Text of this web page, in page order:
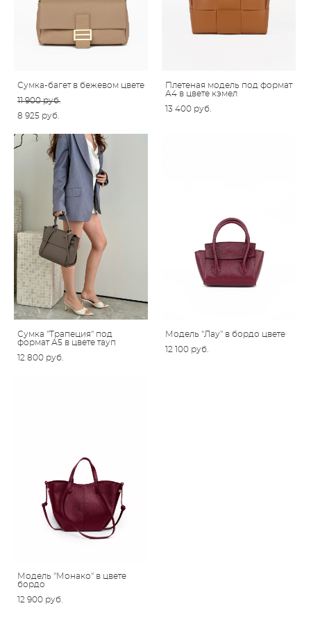
Сумка-багет в бежевом цвете
11 900 pуб.
8 925 pуб.
Плетеная модель под формат
А4 в цвете кэмел
13 400 pуб.
Сумка "Трапеция" под
формат А5 в цвете тауп
12 800 pуб.
Модель "Лау" в бордо цвете
12 100 pуб.
Модель "Монако" в цвете
бордо
12 900 pуб.